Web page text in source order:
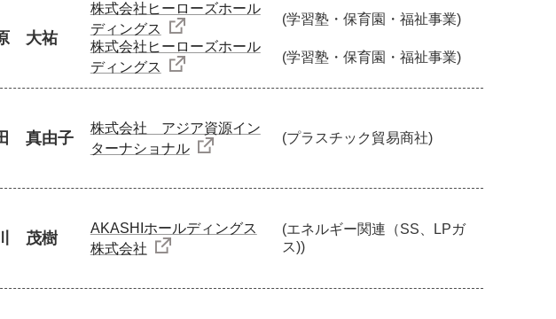
大祐
株式会社ヒーローズホール
ディングス
(学習塾・保育園・福祉事業)
株式会社ヒーローズホール
ディングス
(学習塾・保育園・福祉事業)
真由子
株式会社 アジア資源イン
ターナショナル
(プラスチック貿易商社)
茂樹
AKASHIホールディングス
株式会社
(エネルギー関連（SS、LPガ
ス))